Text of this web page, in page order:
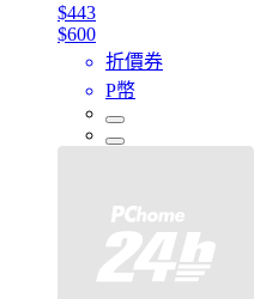
$443
$600
折價券
P幣